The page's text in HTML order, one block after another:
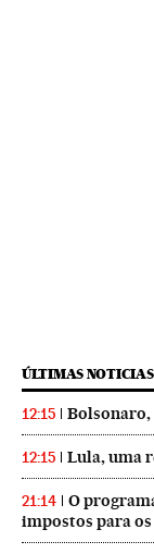
ÚLTIMAS NOTICIAS
12:15 Bolsonaro,
12:15 Lula, uma
21:14
O
impostos para